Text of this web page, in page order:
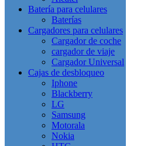
Batería para celulares
Baterías
Cargadores para celulares
Cargador de coche
cargador de viaje
Cargador Universal
Cajas de desbloqueo
Iphone
Blackberry
LG
Samsung
Motorala
Nokia